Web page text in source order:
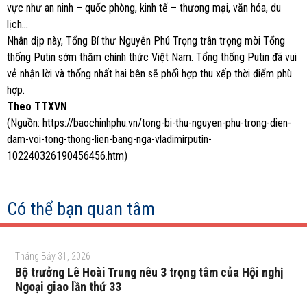
vực như an ninh – quốc phòng, kinh tế – thương mại, văn hóa, du
lịch…
Nhân dịp này, Tổng Bí thư Nguyễn Phú Trọng trân trọng mời Tổng
thống Putin sớm thăm chính thức Việt Nam. Tổng thống Putin đã vui
vẻ nhận lời và thống nhất hai bên sẽ phối hợp thu xếp thời điểm phù
hợp.
Theo TTXVN
(Nguồn: https://baochinhphu.vn/tong-bi-thu-nguyen-phu-trong-dien-
dam-voi-tong-thong-lien-bang-nga-vladimirputin-
102240326190456456.htm)
Có thể bạn quan tâm
Tháng Bảy 31, 2026
Bộ trưởng Lê Hoài Trung nêu 3 trọng tâm của Hội nghị
Ngoại giao lần thứ 33